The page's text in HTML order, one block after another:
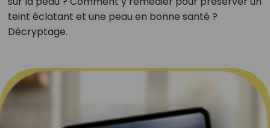
teint éclatant et une peau en bonne santé ?
Décryptage.